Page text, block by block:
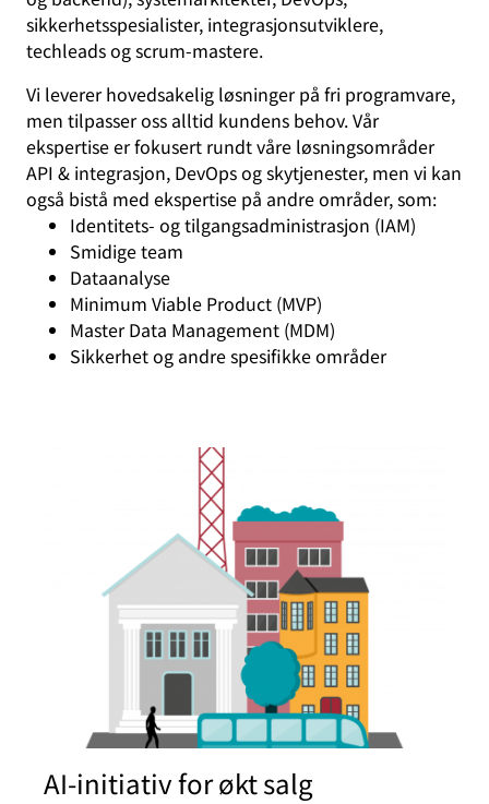
sikkerhetsspesialister, integrasjonsutviklere,
techleads og scrum-mastere.
Vi leverer hovedsakelig løsninger på fri programvare,
men tilpasser oss alltid kundens behov. Vår
ekspertise er fokusert rundt våre løsningsområder
API & integrasjon, DevOps og skytjenester, men vi kan
også bistå med ekspertise på andre områder, som:
Identitets- og tilgangsadministrasjon (IAM)
Smidige team
Dataanalyse
Minimum Viable Product (MVP)
Master Data Management (MDM)
Sikkerhet og andre spesifikke områder
AI-initiativ for økt salg